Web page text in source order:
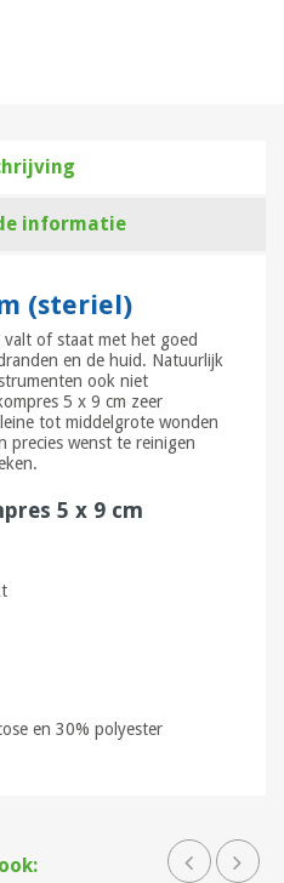
informatie
(steriel)
of staat met het goed
en de huid. Natuurlijk
ook niet
5 x 9 cm zeer
tot middelgrote wonden
precies wenst te reinigen
5 x 9 cm
en 30% polyester